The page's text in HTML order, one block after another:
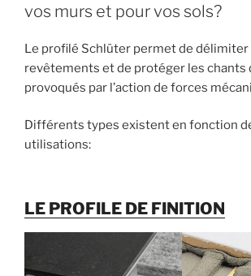
vos murs et pour vos sols?
Le profilé Schlüter permet de délimiter
revêtements et de protéger les chants
provoqués par l’action de forces
Différents types existent en fonction
utilisations:
LE PROFILE DE FINITION